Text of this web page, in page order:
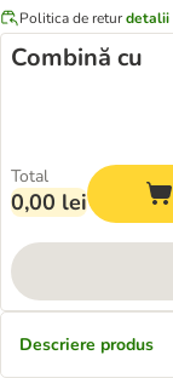
Politica de returdetalii
Combină cu
Total
0,00 lei
Descriere produs